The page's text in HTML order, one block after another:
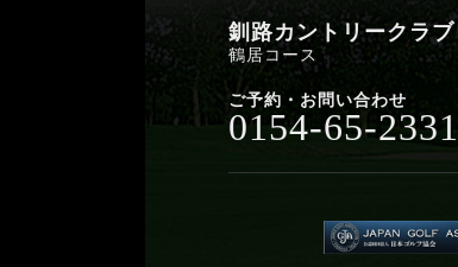
釧路カントリークラブ
鶴居コース
ご予約・お問い合わせ
0154-65-2331